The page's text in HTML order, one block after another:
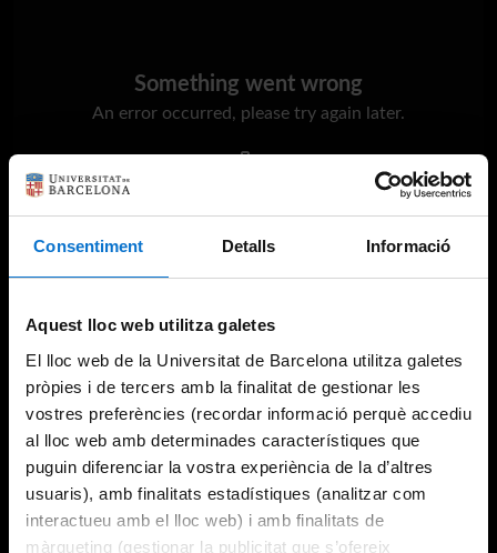
Consentiment Detalls Informació
Aquest lloc web utilitza galetes
El lloc web de la Universitat de Barcelona utilitza galetes
pròpies i de tercers amb la finalitat de gestionar les
vostres preferències (recordar informació perquè accediu
al lloc web amb determinades característiques que
puguin diferenciar la vostra experiència de la d’altres
usuaris), amb finalitats estadístiques (analitzar com
interactueu amb el lloc web) i amb finalitats de
màrqueting (gestionar la publicitat que s’ofereix
Something went wrong
An error occurred, please try again later.
Try again